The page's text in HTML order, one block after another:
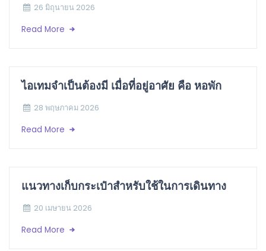
26 มิถุนายน 2026
Read More
ไอเทมจำเป็นต้องมี เมื่อที่อยู่อาศัย คือ หอพัก
28 พฤษภาคม 2026
Read More
แนวทางเก็บกระเป๋าสำหรับใช้ในการเดินทาง
20 เมษายน 2026
Read More